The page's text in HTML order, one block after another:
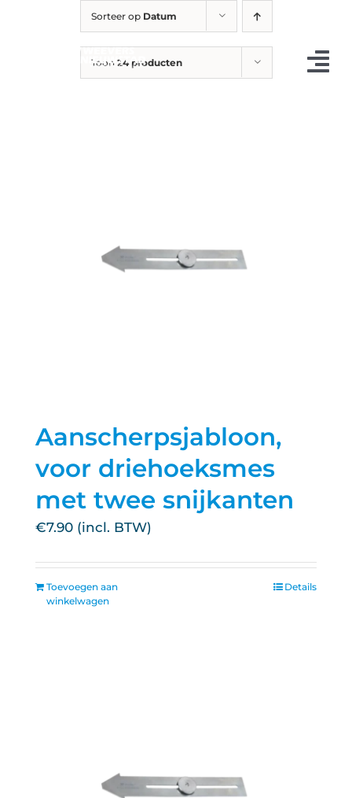
Sorteer op Datum
Toon 24 producten
Aanscherpsjabloon,
voor driehoeksmes
met twee snijkanten
€7.90
Toevoegen aan
winkelwagen
Details